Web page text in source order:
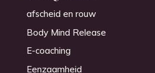
afscheid en rouw
Body Mind Release
E-coaching
Eenzaamheid